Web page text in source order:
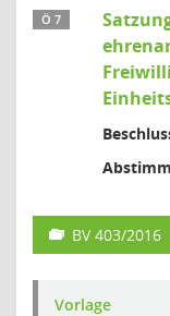
Ö 7
BV 403/2016
Vorlage